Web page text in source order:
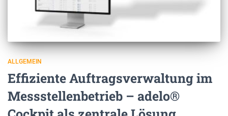
ALLGEMEIN
Effiziente Auftragsverwaltung im
Messstellenbetrieb – adelo®